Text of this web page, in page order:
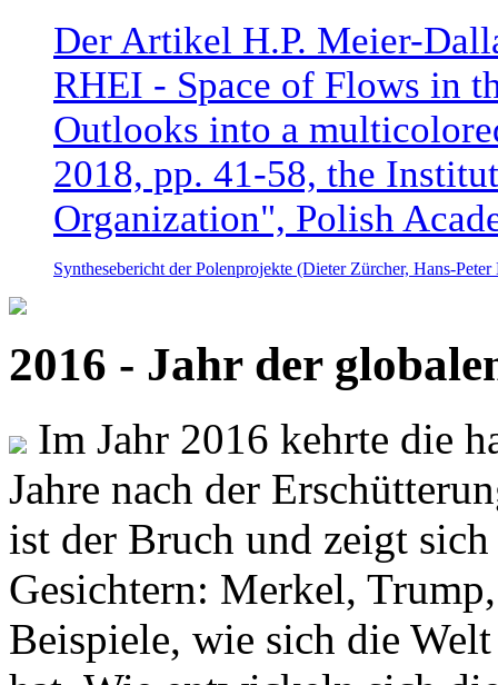
Der Artikel H.P. Meier-
RHEI - Space of Flows in
Outlooks into a
2018, pp. 41-58, the
Organization", Polish
Synthesebericht der Polenprojekte (Dieter Zürcher, Hans-
2016 - Jahr der
Im Jahr 2016 kehrte die
Jahre nach der
ist der Bruch und zeigt
Gesichtern: Merkel,
Beispiele, wie sich die